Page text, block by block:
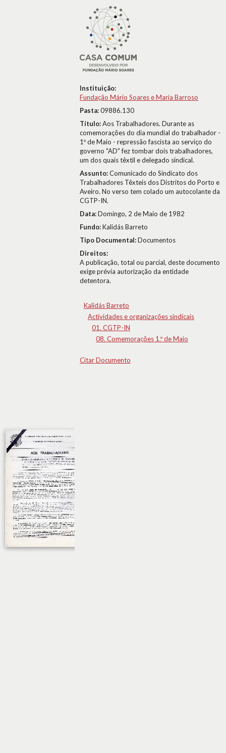
Instituição:
Fundação Mário Soares e Maria Barroso
Pasta:09886.130
Título:Aos Trabalhadores. Durante as
comemorações do dia mundial do trabalhador -
1º de Maio - repressão fascista ao serviço do
governo "AD" fez tombar dois trabalhadores,
um dos quais têxtil e delegado sindical.
Assunto:Comunicado do Sindicato dos
Trabalhadores Têxteis dos Distritos do Porto e
Aveiro. No verso tem colado um autocolante da
CGTP-IN.
Data:Domingo, 2 de Maio de 1982
Fundo:Kalidás Barreto
Tipo Documental:Documentos
Direitos:
A publicação, total ou parcial, deste documento
exige prévia autorização da entidade
detentora.
Kalidás Barreto
Actividades e organizações sindicais
01. CGTP-IN
08. Comemorações 1.º de Maio
Citar Documento